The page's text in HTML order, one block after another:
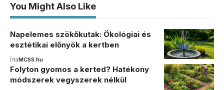
You Might Also Like
Napelemes szökőkutak: Ökológiai és
esztétikai előnyök a kertben
ÍrtaMCSS.hu
Folyton gyomos a kerted? Hatékony
módszerek vegyszerek nélkül